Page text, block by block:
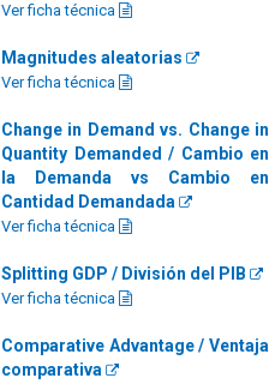
Ver ficha técnica
Magnitudes aleatorias
Ver ficha técnica
Change in Demand vs. Change in
Quantity Demanded / Cambio en
la Demanda vs Cambio en
Cantidad Demandada
Ver ficha técnica
Splitting GDP / División del PIB
Ver ficha técnica
Comparative Advantage / Ventaja
comparativa